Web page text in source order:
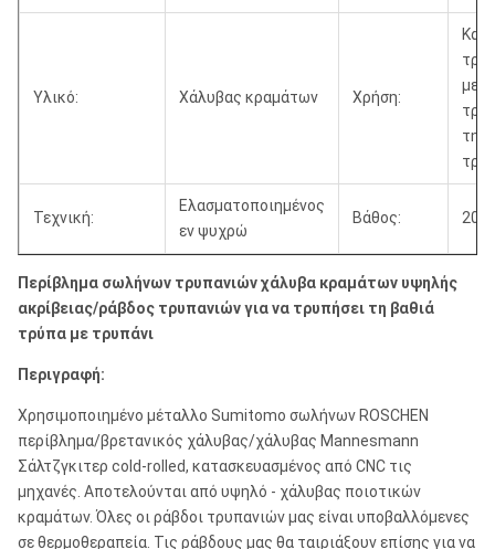
Υλικό: Χάλυβας κραμάτων Χρήση:
με
τη
Τεχνική:
Ελασματοποιημένος
εν ψυχρώ
Βάθος:
Περίβλημα σωλήνων τρυπανιών χάλυβα κραμάτων υψηλής
ακρίβειας/ράβδος τρυπανιών για να τρυπήσει τη βαθιά
τρύπα με τρυπάνι
Περιγραφή:
Χρησιμοποιημένο μέταλλο Sumitomo σωλήνων ROSCHEN
περίβλημα/βρετανικός χάλυβας/χάλυβας Mannesmann
Σάλτζγκιτερ cold-rolled, κατασκευασμένος από CNC τις
μηχανές. Αποτελούνται από υψηλό - χάλυβας ποιοτικών
κραμάτων. Όλες οι ράβδοι τρυπανιών μας είναι υποβαλλόμενες
σε θερμοθεραπεία. Τις ράβδους μας θα ταιριάξουν επίσης για να